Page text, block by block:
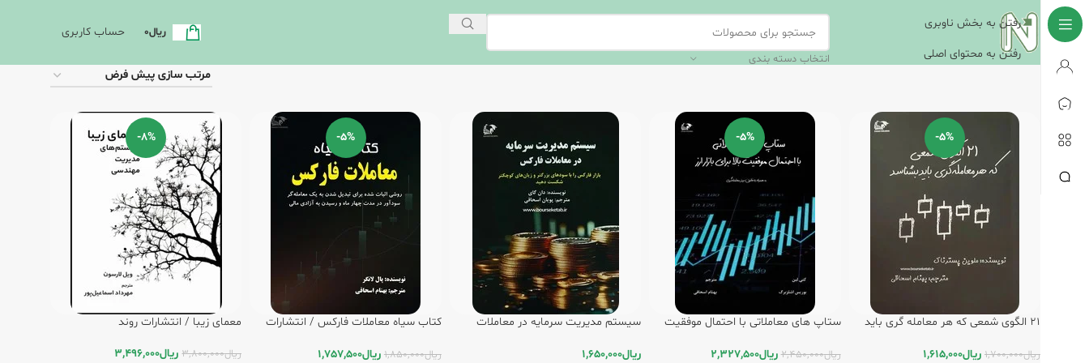
رفتن به بخش ناوبری
رفتن به محتوای اصلی
انتخاب دسته بندی
ریال0 حساب کاربری
-5%
21 الگوی شمعی که هر معامله گری باید
ریال1,700,000 ریال1,615,000
-5%
ستاپ های معاملاتی با احتمال موفقیت
ریال2,450,000 ریال2,327,500
سیستم مدیریت سرمایه در معاملات
ریال1,650,000
-5%
کتاب سیاه معاملات فارکس / انتشارات
ریال1,850,000 ریال1,757,500
-8%
معمای زیبا / انتشارات روند
ریال3,800,000 ریال3,496,000